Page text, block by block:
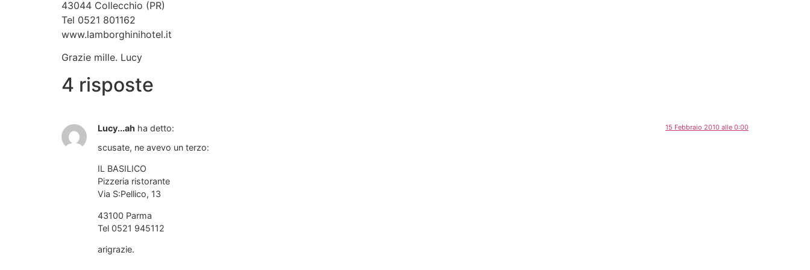
43044 Collecchio (PR)
Tel 0521 801162
www.lamborghinihotel.it
Grazie mille. Lucy
4 risposte
Lucy...ah ha detto: 15 Febbraio 2010 alle 0:00
scusate, ne avevo un terzo:
IL BASILICO
Pizzeria ristorante
Via S:Pellico, 13
43100 Parma
Tel 0521 945112
arigrazie.